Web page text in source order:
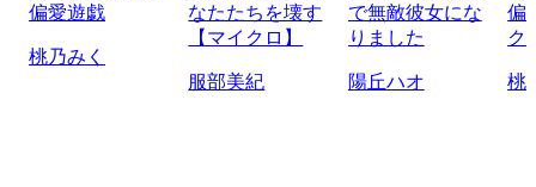
偏愛遊戯
桃乃みく
なたたちを壊す
【マイクロ】
服部美紀
で無敵彼女にな
りました
陽丘ハオ
偏
ク
桃